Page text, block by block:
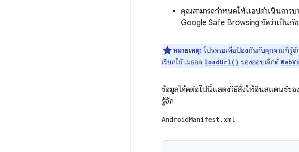
คุณสามารถกำหนดให้แอปดำเนินการ
Google Safe Browsing จัดว่าเป็นภั
หมายเหตุ: โปรดรอเพื่อป้องกันภัยคุกคามที่รู้
เรียกใช้ เมธอด loadUrl() ของออบเจ็กต์
ข้อมูลโค้ดต่อไปนี้แสดงวิธีสั่งให้อินสแตนซ์ของ
รู้จัก
AndroidManifest.xml